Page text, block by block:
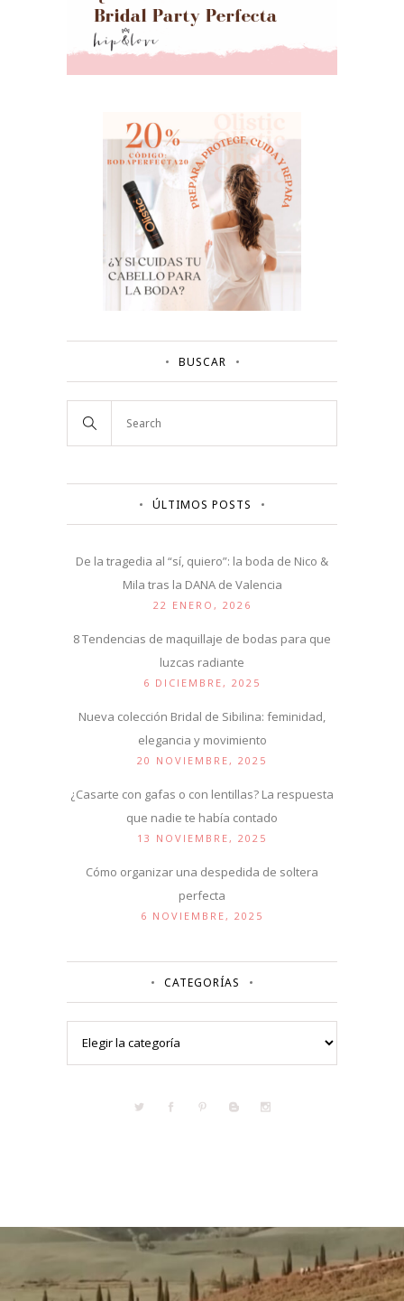
BUSCAR
ÚLTIMOS POSTS
De la tragedia al “sí, quiero”: la boda de Nico &
Mila tras la DANA de Valencia
22 ENERO, 2026
8 Tendencias de maquillaje de bodas para que
luzcas radiante
6 DICIEMBRE, 2025
Nueva colección Bridal de Sibilina: feminidad,
elegancia y movimiento
20 NOVIEMBRE, 2025
¿Casarte con gafas o con lentillas? La respuesta
que nadie te había contado
13 NOVIEMBRE, 2025
Cómo organizar una despedida de soltera
perfecta
6 NOVIEMBRE, 2025
CATEGORÍAS